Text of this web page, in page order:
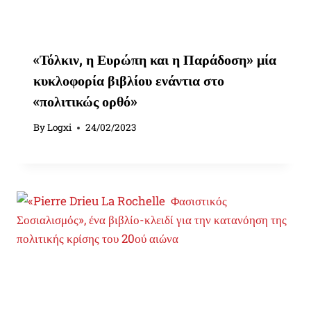
«Τόλκιν, η Ευρώπη και η Παράδοση» μία
κυκλοφορία βιβλίου ενάντια στο
«πολιτικώς ορθό»
ByLogxi 24/02/2023